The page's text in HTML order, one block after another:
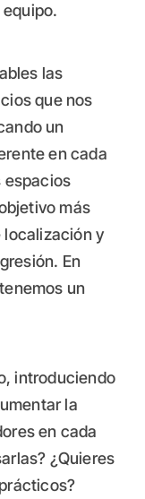
las
que nos
un
en cada
espacios
más
y
En
un
introduciendo
la
en cada
¿Quieres